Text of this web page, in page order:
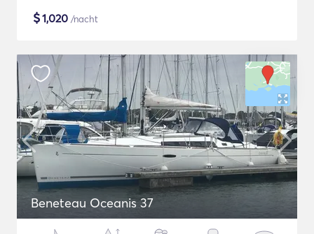
$1,020 /nacht
Beneteau Oceanis 37